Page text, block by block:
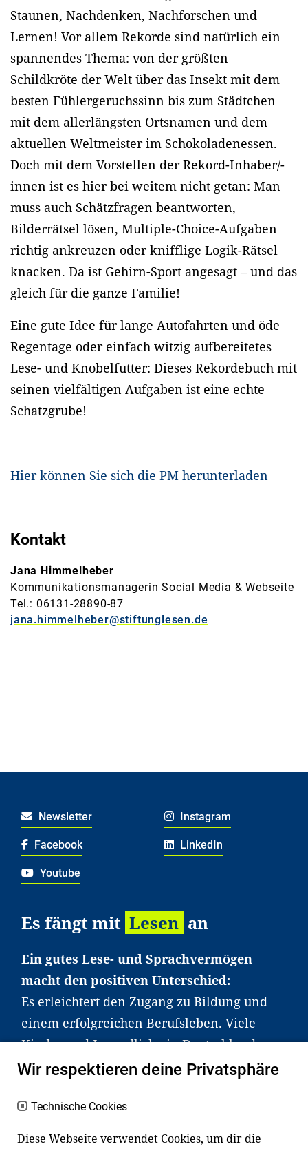
Staunen, Nachdenken, Nachforschen und
Lernen! Vor allem Rekorde sind natürlich ein
spannendes Thema: von der größten
Schildkröte der Welt über das Insekt mit dem
besten Fühlergeruchssinn bis zum Städtchen
mit dem allerlängsten Ortsnamen und dem
aktuellen Weltmeister im Schokoladenessen.
Doch mit dem Vorstellen der Rekord-Inhaber/-
innen ist es hier bei weitem nicht getan: Man
muss auch Schätzfragen beantworten,
Bilderrätsel lösen, Multiple-Choice-Aufgaben
richtig ankreuzen oder knifflige Logik-Rätsel
knacken. Da ist Gehirn-Sport angesagt – und das
gleich für die ganze Familie!
Eine gute Idee für lange Autofahrten und öde
Regentage oder einfach witzig aufbereitetes
Lese- und Knobelfutter: Dieses Rekordebuch mit
seinen vielfältigen Aufgaben ist eine echte
Schatzgrube!
Hier können Sie sich die PM herunterladen
Kontakt
Jana Himmelheber
Kommunikationsmanagerin Social Media & Webseite
Tel.: 06131-28890-87
jana.himmelheber@stiftunglesen.de
Newsletter Instagram
Facebook LinkedIn
Youtube
Es fängt mit Lesen an
Ein gutes Lese- und Sprachvermögen
macht den positiven Unterschied:
Es erleichtert den Zugang zu Bildung und
einem erfolgreichen Berufsleben. Viele
Kinder und Jugendliche in Deutschland
haben aber große Schwierigkeiten dabei.
an Familien sowie an Erzieher*innen,
Lehrer*innen und andere
Wir respektieren deine Privatsphäre
Technische Cookies
Diese Webseite verwendet Cookies, um dir die